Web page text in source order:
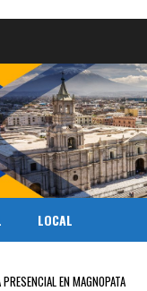
LOCAL
EN MAGNOPATA